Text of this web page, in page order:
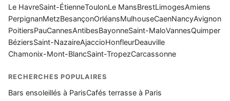
Le HavreSaint-ÉtienneToulonLe MansBrestLimogesAmiens
PerpignanMetzBesançonOrléansMulhouseCaenNancyAvignon
PoitiersPauCannesAntibesBayonneSaint-MaloVannesQuimper
BéziersSaint-NazaireAjaccioHonfleurDeauville
Chamonix-Mont-BlancSaint-TropezCarcassonne
RECHERCHES POPULAIRES
Bars ensoleillés à ParisCafés terrasse à Paris